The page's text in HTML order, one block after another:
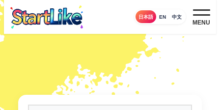
メ
イ
ン
日本語 EN 中文
MENU